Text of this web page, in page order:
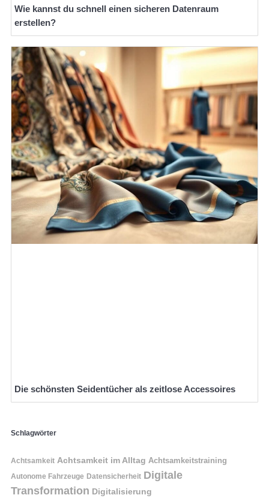
Wie kannst du schnell einen sicheren Datenraum
erstellen?
Die schönsten Seidentücher als zeitlose Accessoires
Schlagwörter
Achtsamkeit Achtsamkeit im Alltag Achtsamkeitstraining
Autonome Fahrzeuge Datensicherheit Digitale
Transformation Digitalisierung